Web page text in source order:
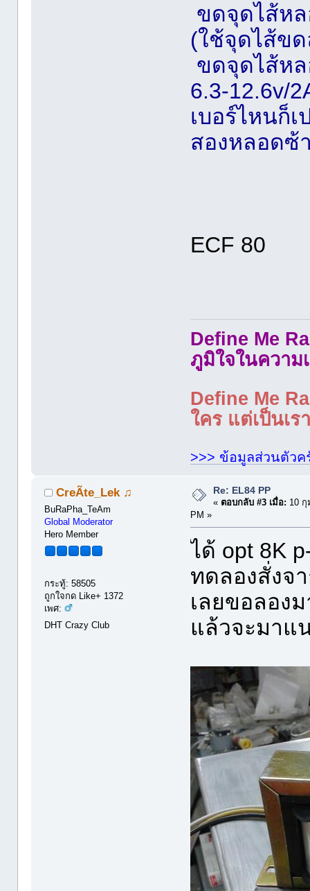
ขดจุดไส้หล
(ใช้จุดไส้ข
ขดจุดไส้หล
6.3-12.6v/
เบอร์ไหนก็
สองหลอดซ้
ECF 80
Define Me
ภูมิใจในความ
Define Me
ใคร แต่เป็นเ
>>> ข้อมูลส่วนตัวค
CreÃte_Lek ♫
BuRaPha_TeAm
Global Moderator
Hero Member
กระทู้: 58505
ถูกใจกด Like+ 1372
เพศ:
DHT Crazy Club
Re: EL84 PP
« ตอบกลับ #3 เมื่อ: 10
PM »
ได้ opt 8K
ทดลองสั่งจ
เลยขอลอง
แล้วจะมาแ